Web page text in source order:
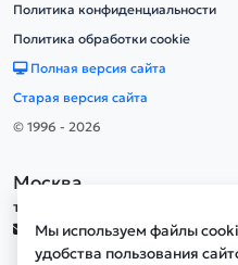
Мы используем файлы
удобства пользования
Политика конфиденциальности
Политика обработки cookie
Полная версия сайта
Старая версия сайта
© 1996 - 2026
Москва
тел.